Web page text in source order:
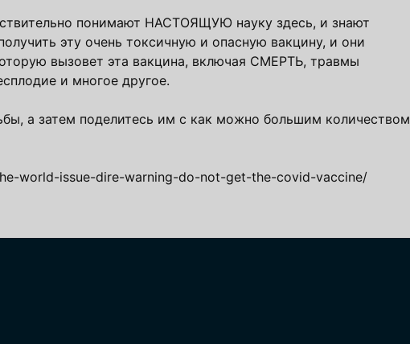
понимают НАСТОЯЩУЮ науку здесь, и знают
эту очень токсичную и опасную вакцину, и они
вызовет эта вакцина, включая СМЕРТЬ, травмы
и многое другое.
а затем поделитесь им с как можно большим количеством
world-issue-dire-warning-do-not-get-the-covid-vaccine/